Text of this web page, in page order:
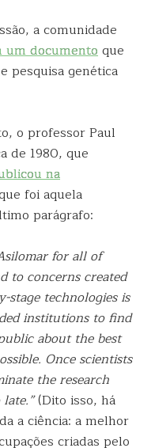
a comunidade
um documentoque
pesquisa genética
o professor Paul
de 1980, que
na
foi aquela
parágrafo:
for all of
to concerns created
stage technologies is
institutions to find
about the best
Once scientists
the research
(Dito isso, há
a ciência: a melhor
criadas pelo